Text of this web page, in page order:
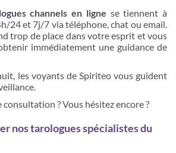
channels en ligne se tiennent à
24 et 7j/7 via téléphone, chat ou email.
trop de place dans votre esprit et vous
immédiatement une guidance de
les voyants de Spiriteo vous guident
? Vous hésitez encore ?
nos tarologues spécialistes du